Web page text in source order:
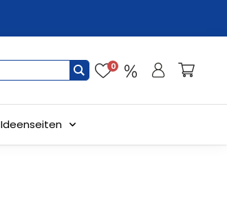
0
Ideenseiten